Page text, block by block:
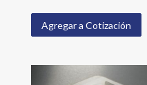
Agregar a Cotización